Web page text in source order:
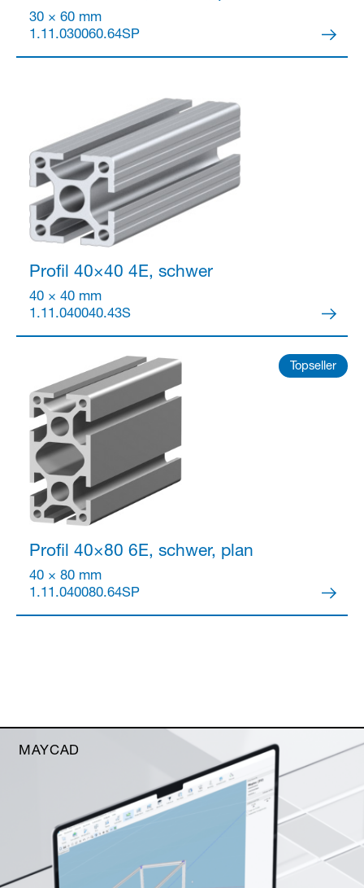
30 × 60 mm
1.11.030060.64SP
Profil 40×40 4E, schwer
40 × 40 mm
1.11.040040.43S
Topseller
Profil 40×80 6E, schwer, plan
40 × 80 mm
1.11.040080.64SP
MAYCAD
Partner Login
Anmelden